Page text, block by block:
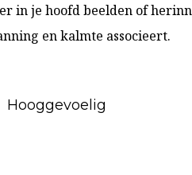
in je hoofd beelden of
en kalmte associeert.
Hooggevoelig